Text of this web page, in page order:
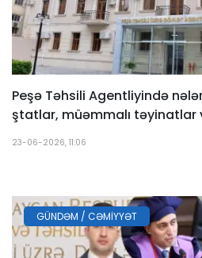
Peşə Təhsili Agentliyində
ştatlar, müəmmalı təyinatlar
23-06-2026, 11:06
GÜNDƏM / CƏMIYYƏT